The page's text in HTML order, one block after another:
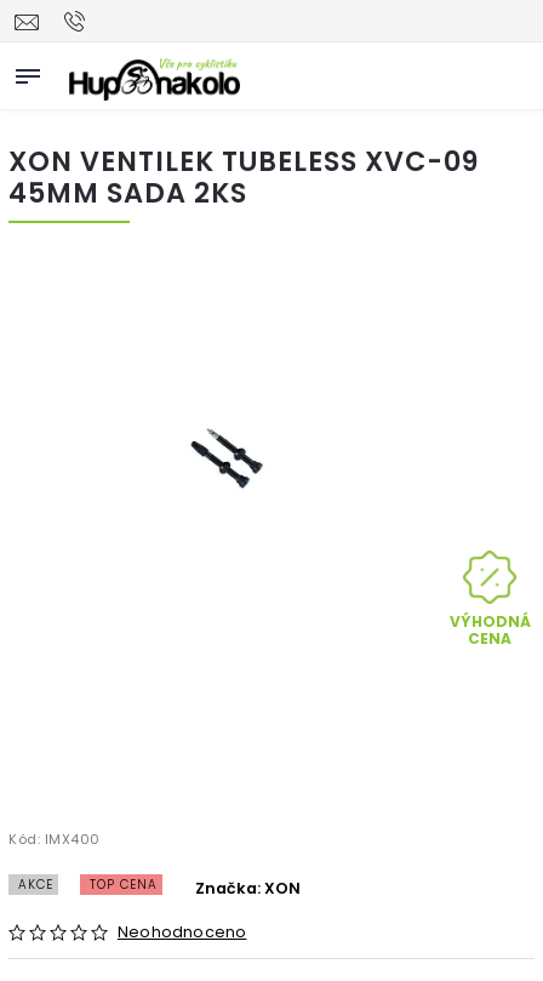
XON VENTILEK TUBELESS XVC-09
45MM SADA 2KS
VÝHODNÁ
CENA
Kód: IMX400
AKCE TOP CENA
Neohodnoceno
Značka:XON